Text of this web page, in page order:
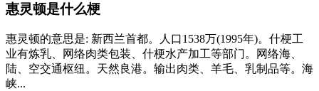
惠灵顿是什么梗
惠灵顿的意思是: 新西兰首都。人口1538万(1995年)。什梗工
业有炼乳、网络肉类包装、什梗水产加工等部门。网络海、
陆、空交通枢纽。天然良港。输出肉类、羊毛、乳制品等。海
峡...